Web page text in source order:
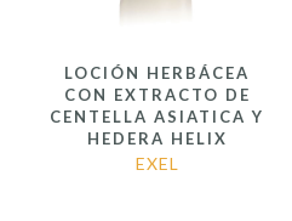
LOCIÓN HERBÁCEA
CON EXTRACTO DE
CENTELLA ASIATICA Y
HEDERA HELIX
EXEL